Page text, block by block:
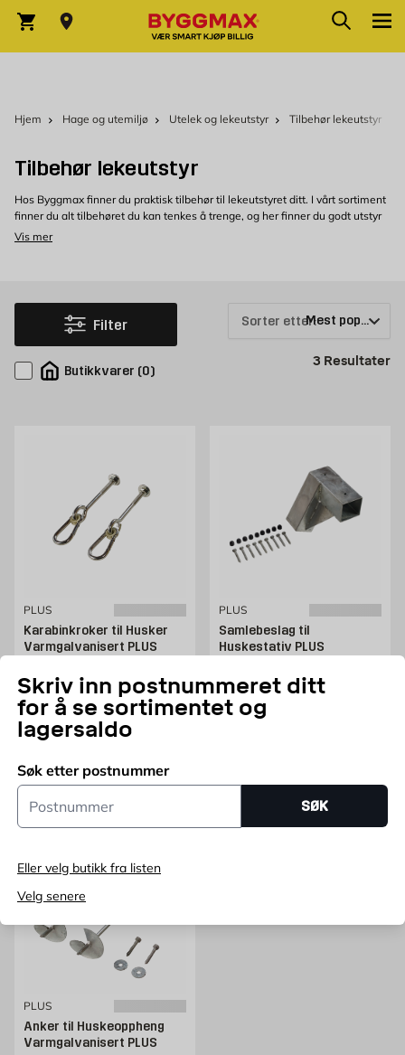
Skriv inn postnummeret ditt
for å se sortimentet og
lagersaldo
Søk etter postnummer
Postnummer
SØK
Eller velg butikk fra listen
Velg senere
Varekurv Søk
Hjem Hage og utemiljø Utelek og lekeutstyr Tilbehør lekeutstyr
Tilbehør lekeutstyr
Hos Byggmax finner du praktisk tilbehør til lekeutstyret ditt. I vårt sortiment
finner du alt tilbehøret du kan tenkes å trenge, og her finner du godt utstyr
som kompletterer hagens lekeutstyr.
enkelt kan kjøpe hos Byggmax. Kom innom din nærmeste Byggmax-butikk
eller se her på nett for å finne ut hvilket lekeutstyr vi kan tilby.
Vis mer
Filter
Butikkvarer (0)
Sorter etter:
3 Resultater
PLUS
Karabinkroker til Husker
Varmgalvanisert PLUS
Pris 124 NOK /stk
124NOK
Kun online
Legg i handlekurv
PLUS
Samlebeslag til
Huskestativ PLUS
FRA Pris 531 NOK /stk
531NOK
Kun online
Legg i varekurv
PLUS
Anker til Huskeoppheng
Varmgalvanisert PLUS